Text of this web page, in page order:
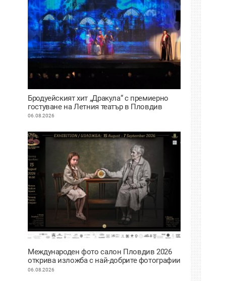
Бродуейският хит „Дракула“ с премиерно
гостуване на Летния театър в Пловдив
06.08.2026
Международен фото салон Пловдив 2026
открива изложба с най-добрите фотографии
от тазгодишното издание
06.08.2026